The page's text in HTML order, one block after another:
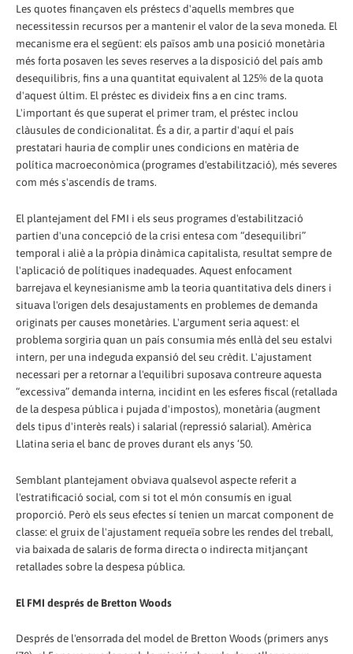
Les quotes finançaven els préstecs d'aquells membres que
necessitessin recursos per a mantenir el valor de la seva moneda. El
mecanisme era el següent: els països amb una posició monetària
més forta posaven les seves reserves a la disposició del país amb
desequilibris, fins a una quantitat equivalent al 125% de la quota
d'aquest últim. El préstec es divideix fins a en cinc trams.
L'important és que superat el primer tram, el préstec inclou
clàusules de condicionalitat. És a dir, a partir d'aquí el país
prestatari hauria de complir unes condicions en matèria de
política macroeconòmica (programes d'estabilització), més severes
com més s'ascendís de trams.
El plantejament del FMI i els seus programes d'estabilització
partien d'una concepció de la crisi entesa com “desequilibri”
temporal i aliè a la pròpia dinàmica capitalista, resultat sempre de
l'aplicació de polítiques inadequades. Aquest enfocament
barrejava el keynesianisme amb la teoria quantitativa dels diners i
situava l'origen dels desajustaments en problemes de demanda
originats per causes monetàries. L'argument seria aquest: el
problema sorgiria quan un país consumia més enllà del seu estalvi
intern, per una indeguda expansió del seu crèdit. L'ajustament
necessari per a retornar a l'equilibri suposava contreure aquesta
“excessiva” demanda interna, incidint en les esferes fiscal (retallada
de la despesa pública i pujada d'impostos), monetària (augment
dels tipus d'interès reals) i salarial (repressió salarial). Amèrica
Llatina seria el banc de proves durant els anys ‘50.
Semblant plantejament obviava qualsevol aspecte referit a
l'estratificació social, com si tot el món consumís en igual
proporció. Però els seus efectes sí tenien un marcat component de
classe: el gruix de l'ajustament requeïa sobre les rendes del treball,
via baixada de salaris de forma directa o indirecta mitjançant
retallades sobre la despesa pública.
El FMI després de Bretton Woods
Després de l'ensorrada del model de Bretton Woods (primers anys